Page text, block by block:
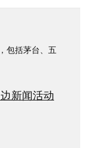
包括茅台、五
新闻活动